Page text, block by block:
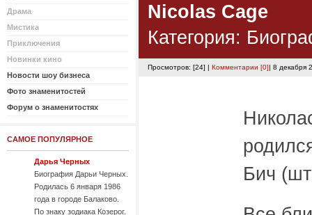
Драма
Мистика
Приключения
Новинки кино
Новости шоу бизнеса
Фото знаменитостей
Форум о знаменитостях
САМОЕ ПОПУЛЯРНОЕ
Дарья Черных
Биография Дарьи Черных.
Родилась 6 января 1986
года в городе Балаково.
По знаку зодиака Козерог.
Niсolas Cage
Категория:
Просмотров: [24] | Комментарии [0]| 8 декабря
Бич